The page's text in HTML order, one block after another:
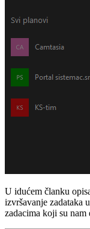
U idućem članku
izvršavanje zadataka
zadacima koji su nam